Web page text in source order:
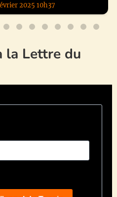
2025 10h37
la Lettre du